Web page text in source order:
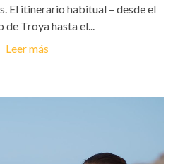
El itinerario habitual – desde el
de Troya hasta el...
Leer más